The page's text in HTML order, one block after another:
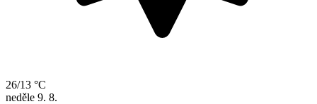
26/13 °C
neděle 9. 8.